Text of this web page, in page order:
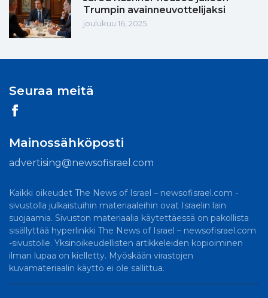
Trumpin avainneuvottelijaksi
joulukuu 16, 2025
Seuraa meitä
Mainossähköposti
advertising@newsofisrael.com
Kaikki oikeudet The News of Israel – newsofisrael.com -
sivustolla julkaistuihin materiaaleihin ovat Israelin lain
suojaamia. Sivuston materiaalia käytettäessä on pakollista
sisällyttää hyperlinkki The News of Israel – newsofisrael.com
-sivustolle. Yksinoikeudellisten artikkeleiden kopioiminen
ilman lupaa on kielletty. Myöskään virastojen
kuvamateriaalin käyttö ei ole sallittua.